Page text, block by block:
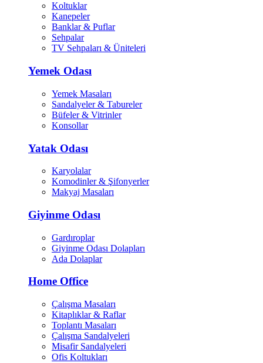
Koltuklar
Kanepeler
Banklar & Puflar
Sehpalar
TV Sehpaları & Üniteleri
Yemek Odası
Yemek Masaları
Sandalyeler & Tabureler
Büfeler & Vitrinler
Konsollar
Yatak Odası
Karyolalar
Komodinler & Şifonyerler
Makyaj Masaları
Giyinme Odası
Gardıroplar
Giyinme Odası Dolapları
Ada Dolaplar
Home Office
Çalışma Masaları
Kitaplıklar & Raflar
Toplantı Masaları
Çalışma Sandalyeleri
Misafir Sandalyeleri
Ofis Koltukları